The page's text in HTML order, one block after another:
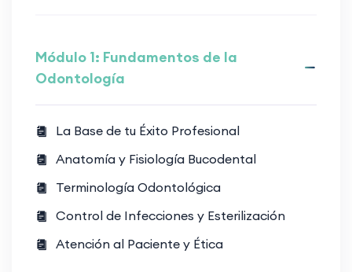
Módulo 1: Fundamentos de la
Odontología
La Base de tu Éxito Profesional
Anatomía y Fisiología Bucodental
Terminología Odontológica
Control de Infecciones y Esterilización
Atención al Paciente y Ética